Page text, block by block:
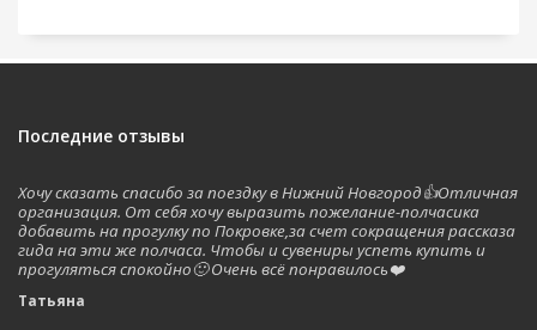
Последние отзывы
Хочу сказать спасибо за поездку в Нижний Новгород👍Отличная
организация. От себя хочу выразить пожелание-полчасика
добавить на прогулку по Покровке,за счет сокращения рассказа
гида на эти же полчаса. Чтобы и сувениры успеть купить и
прогуляться спокойно🙂 Очень всё понравилось❤️
Татьяна